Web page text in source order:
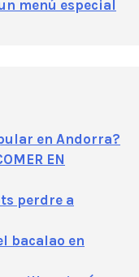
menú especial
en Andorra?
EN
perdre a
bacalao en